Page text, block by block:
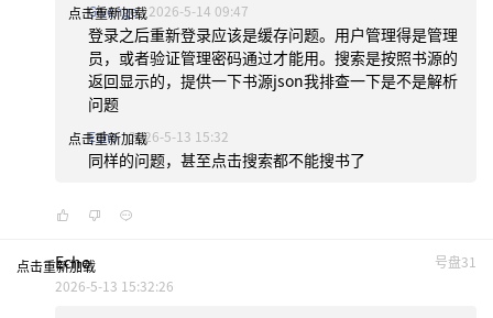
点击重新加载
Givenge 2026-5-14 09:47
登录之后重新登录应该是缓存问题。用户管理得是管理
员，或者验证管理密码通过才能用。搜索是按照书源的
返回显示的，提供一下书源json我排查一下是不是解析
问题
点击重新加载
Echo 2026-5-13 15:32
同样的问题，甚至点击搜索都不能搜书了
点击重新加载 号盘31
Echo
2026-5-13 15:32:26